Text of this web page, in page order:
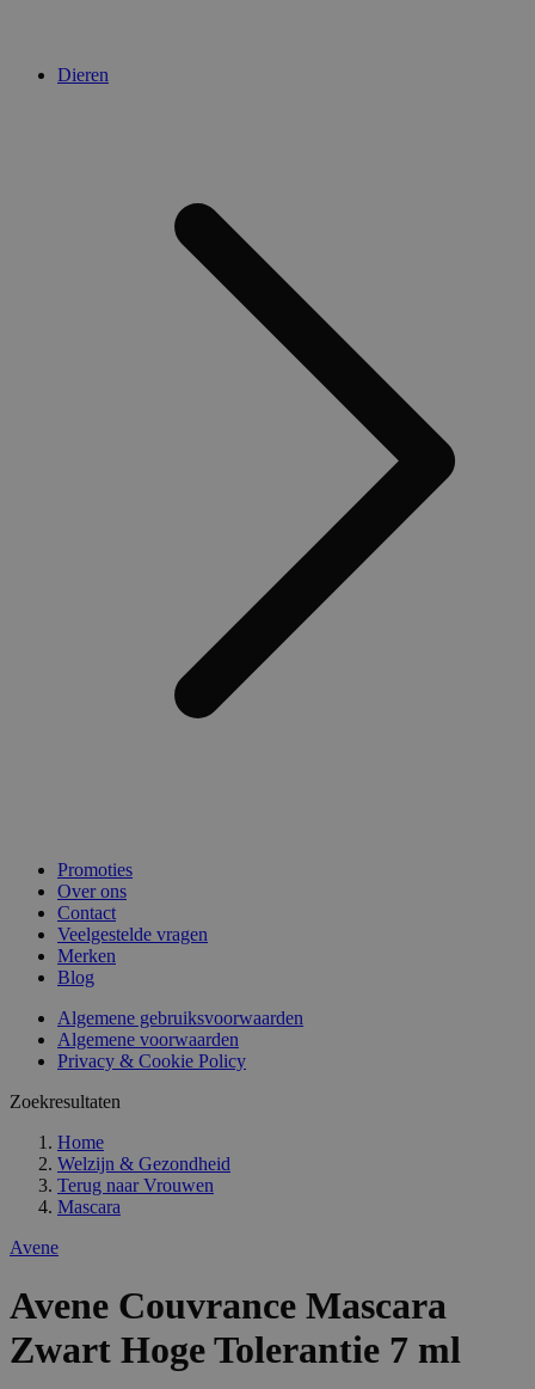
Dieren
Promoties
Over ons
Contact
Veelgestelde vragen
Merken
Blog
Algemene gebruiksvoorwaarden
Algemene voorwaarden
Privacy & Cookie Policy
Zoekresultaten
Home
Welzijn & Gezondheid
Terug naar Vrouwen
Mascara
Avene
Avene Couvrance Mascara
Zwart Hoge Tolerantie 7 ml